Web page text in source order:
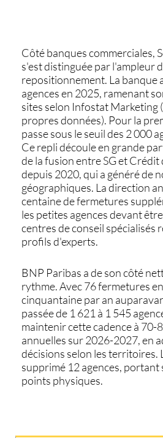
Côté banques commerciales,
s'est distinguée par l'ampleur
repositionnement. La banque
agences en 2025, ramenant
sites selon Infostat Marketing
propres données). Pour la
passe sous le seuil des 2 000
Ce repli découle en grande
de la fusion entre SG et
depuis 2020, qui a généré de
géographiques. La direction
centaine de fermetures
les petites agences devant
centres de conseil spécialisés
profils d'experts.
BNP Paribas a de son côté
rythme. Avec 76 fermetures
cinquantaine par an
passée de 1 621 à 1 545
maintenir cette cadence à 70-
annuelles sur 2026-2027, en
décisions selon les territoires.
supprimé 12 agences, portant
points physiques.